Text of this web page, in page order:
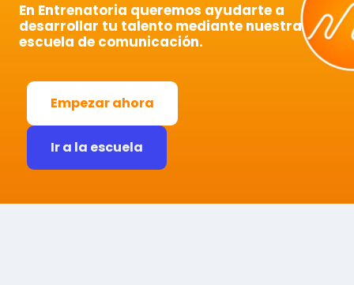
En Entrenatoria queremos ayudarte a
desarrollar tu talento mediante nuestra
escuela de comunicación.
Empezar ahora
Ir a la escuela